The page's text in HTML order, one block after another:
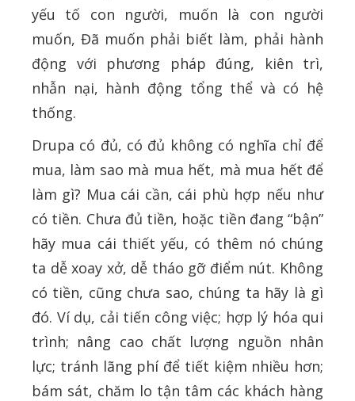
yếu tố con người, muốn là con người
muốn, Đã muốn phải biết làm, phải hành
động với phương pháp đúng, kiên trì,
nhẫn nại, hành động tổng thể và có hệ
thống.
Drupa có đủ, có đủ không có nghĩa chỉ để
mua, làm sao mà mua hết, mà mua hết để
làm gì? Mua cái cần, cái phù hợp nếu như
có tiền. Chưa đủ tiền, hoặc tiền đang “bận”
hãy mua cái thiết yếu, có thêm nó chúng
ta dễ xoay xở, dễ tháo gỡ điểm nút. Không
có tiền, cũng chưa sao, chúng ta hãy là gì
đó. Ví dụ, cải tiến công việc; hợp lý hóa qui
trình; nâng cao chất lượng nguồn nhân
lực; tránh lãng phí để tiết kiệm nhiều hơn;
bám sát, chăm lo tận tâm các khách hàng